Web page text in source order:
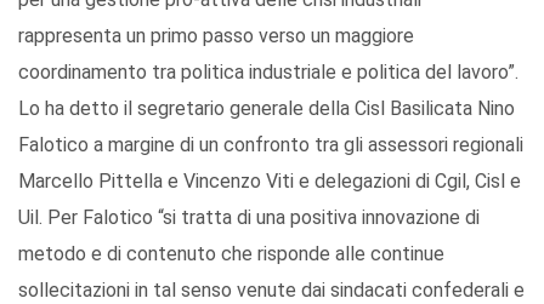
rappresenta un primo passo verso un maggiore
coordinamento tra politica industriale e politica del lavoro”.
Lo ha detto il segretario generale della Cisl Basilicata Nino
Falotico a margine di un confronto tra gli assessori regionali
Marcello Pittella e Vincenzo Viti e delegazioni di Cgil, Cisl e
Uil. Per Falotico “si tratta di una positiva innovazione di
metodo e di contenuto che risponde alle continue
sollecitazioni in tal senso venute dai sindacati confederali e